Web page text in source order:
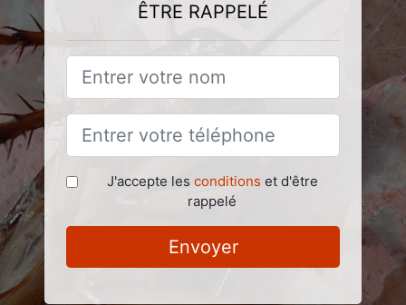
ÊTRE RAPPELÉ
J'accepte les conditions et d'être
rappelé
Envoyer